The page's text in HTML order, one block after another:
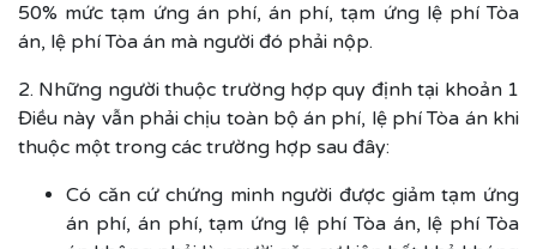
50% mức tạm ứng án phí, án phí, tạm ứng lệ phí Tòa
án, lệ phí Tòa án mà người đó phải nộp.
2. Những người thuộc trường hợp quy định tại khoản 1
Điều này vẫn phải chịu toàn bộ án phí, lệ phí Tòa án khi
thuộc một trong các trường hợp sau đây:
Có căn cứ chứng minh người được giảm tạm ứng
án phí, án phí, tạm ứng lệ phí Tòa án, lệ phí Tòa